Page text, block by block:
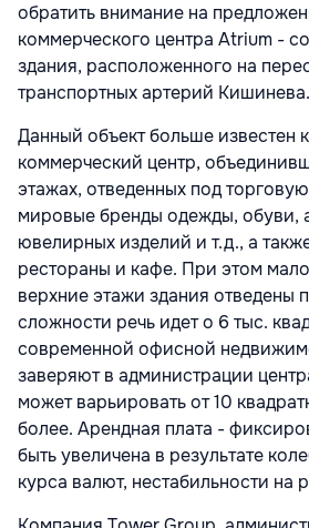
обратить внимание на
коммерческого центра Atrium -
здания, расположенного на
транспортных артерий Кишинева.
Данный объект больше известен
коммерческий центр,
этажах, отведенных под
мировые бренды одежды, обуви,
ювелирных изделий и т.д., а
рестораны и кафе. При этом мало
верхние этажи здания
сложности речь идет о 6 тыс.
современной офисной
заверяют в администрации
может варьировать от 10
более. Арендная плата -
быть увеличена в результате
курса валют, нестабильности на